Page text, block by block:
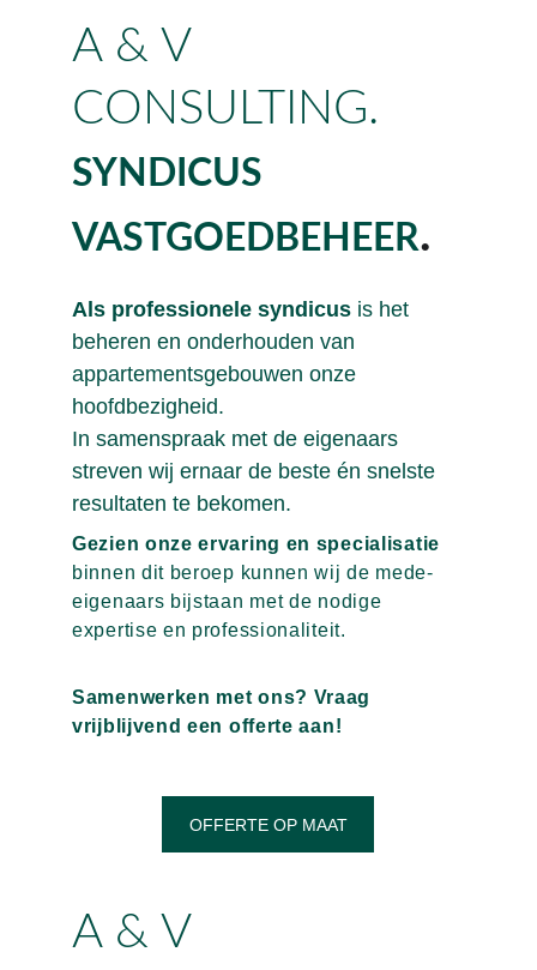
A & V
CONSULTING.
SYNDICUS
VASTGOEDBEHEER.
Als professionele syndicus is het
beheren en onderhouden van
appartementsgebouwen onze
hoofdbezigheid.
In samenspraak met de eigenaars
streven wij ernaar de beste én snelste
resultaten te bekomen.
Gezien onze ervaring en specialisatie
binnen dit beroep kunnen wij de mede-
eigenaars bijstaan met de nodige
expertise en professionaliteit.
Samenwerken met ons? Vraag
vrijblijvend een offerte aan!
OFFERTE OP MAAT
A & V